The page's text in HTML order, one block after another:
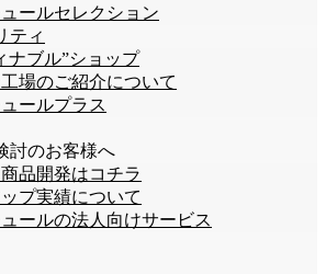
ールセレクション
ティ
ナブル”ショップ
場のご紹介について
ールプラス
討のお客様へ
品開発はコチラ
プ実績について
ールの法人向けサービス